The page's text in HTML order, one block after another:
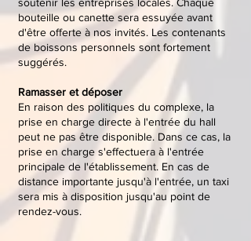
bouteille ou canette sera essuyée avant
d'être offerte à nos invités. Les contenants
de boissons personnels sont fortement
suggérés.
Ramasser et déposer
En raison des politiques du complexe, la
prise en charge directe à l'entrée du hall
peut ne pas être disponible. Dans ce cas, la
prise en charge s'effectuera à l'entrée
principale de l'établissement. En cas de
distance importante jusqu'à l'entrée, un taxi
sera mis à disposition jusqu'au point de
rendez-vous.